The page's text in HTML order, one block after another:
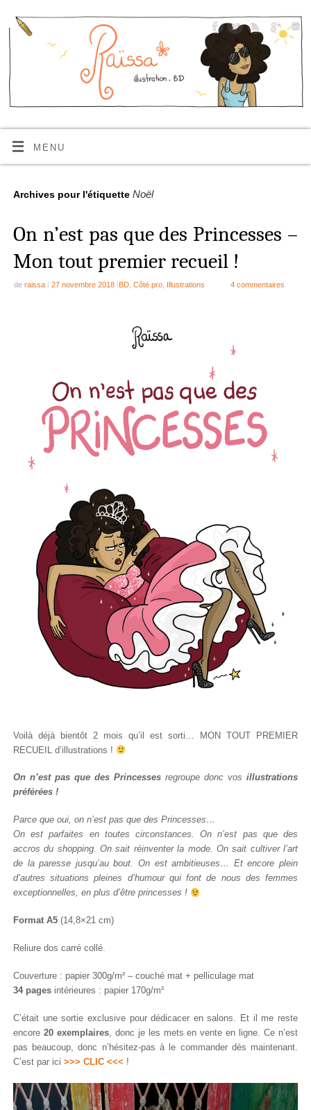
MENU
Archives pour l'étiquette Noël
On n’est pas que des Princesses –
Mon tout premier recueil !
de raissa | 27 novembre 2018 |BD, Côté pro, Illustrations 4 commentaires
Voilà déjà bientôt 2 mois qu’il est sorti… MON TOUT PREMIER
RECUEIL d’illustrations !
On n’est pas que des Princesses regroupe donc vosillustrations
préférées !
Parce que oui, on n’est pas que des Princesses…
On est parfaites en toutes circonstances. On n’est pas que des
accros du shopping. On sait réinventer la mode. On sait cultiver l’art
de la paresse jusqu’au bout. On est ambitieuses… Et encore plein
d’autres situations pleines d’humour qui font de nous des femmes
exceptionnelles, en plus d’être princesses !
Format A5(14,8×21 cm)
Reliure dos carré collé.
Couverture : papier 300g/m² – couché mat + pelliculage mat
34 pages intérieures : papier 170g/m²
C’était une sortie exclusive pour dédicacer en salons. Et il me reste
encore 20 exemplaires, donc je les mets en vente en ligne. Ce n’est
pas beaucoup, donc n’hésitez-pas à le commander dès maintenant.
C’est par ici >>> CLIC <<< !